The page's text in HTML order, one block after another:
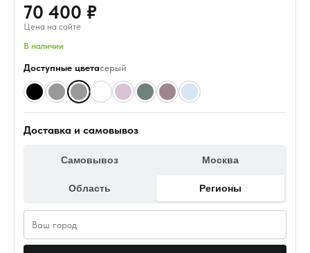
70 400 ₽
Цена на сайте
В наличии
Доступные цветасерый
Доставка и самовывоз
Самовывоз Москва
Область Регионы